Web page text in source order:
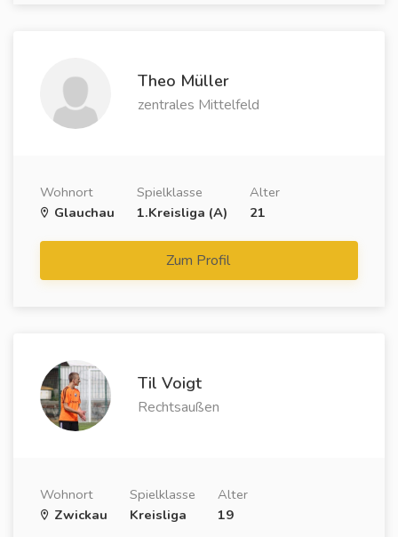
Theo Müller
zentrales Mittelfeld
Wohnort
Glauchau
Spielklasse
1.Kreisliga (A)
Alter
21
Zum Profil
Til Voigt
Rechtsaußen
Wohnort
Zwickau
Spielklasse
Kreisliga
Alter
19